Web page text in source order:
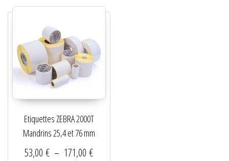
Etiquettes ZEBRA 2000T
Mandrins 25,4 et 76 mm
53,00€ – 171,00€Plage de prix : 53,00 € à 171,00 €